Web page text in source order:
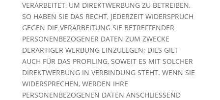
VERARBEITET, UM DIREKTWERBUNG ZU BETREIBEN,
SO HABEN SIE DAS RECHT, JEDERZEIT WIDERSPRUCH
GEGEN DIE VERARBEITUNG SIE BETREFFENDER
PERSONENBEZOGENER DATEN ZUM ZWECKE
DERARTIGER WERBUNG EINZULEGEN; DIES GILT
AUCH FÜR DAS PROFILING, SOWEIT ES MIT SOLCHER
DIREKTWERBUNG IN VERBINDUNG STEHT. WENN SIE
WIDERSPRECHEN, WERDEN IHRE
PERSONENBEZOGENEN DATEN ANSCHLIESSEND